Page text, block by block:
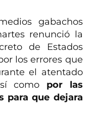
gabachos
renunció la
de Estados
los errores que
el atentado
como por las
para que dejara